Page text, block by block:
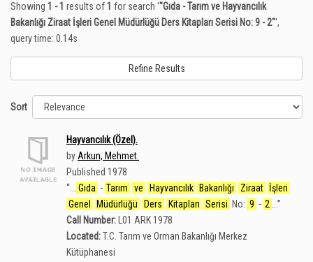
Showing 1 - 1 results of1 for search '"Gıda - Tarım ve Hayvancılık
Bakanlığı Ziraat İşleri Genel Müdürlüğü Ders Kitapları Serisi No: 9 - 2"',
query time: 0.14s
Refine Results
Sort
Hayvancılık (Özel).
by Arkun, Mehmet.
Published 1978
“
Gıda - Tarım ve Hayvancılık Bakanlığı Ziraat İşleri
Genel
Müdürlüğü Ders Kitapları Serisi No: 9 - 2 ...”
Call Number: L01 ARK 1978
Located:T.C. Tarım ve Orman Bakanlığı Merkez
Kütüphanesi